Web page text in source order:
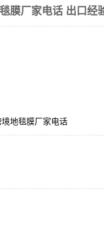
膜厂家电话 出口经
地毯膜厂家电话